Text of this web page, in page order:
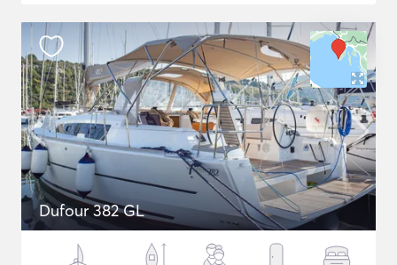
Dufour 382 GL